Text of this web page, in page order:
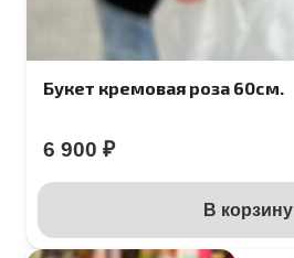
Букет кремовая роза 60см.
6 900 ₽
В корзину